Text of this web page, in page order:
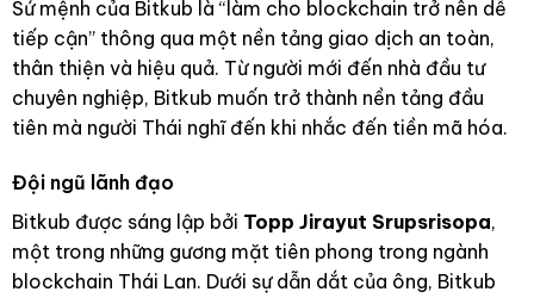
Sứ mệnh của Bitkub là “làm cho blockchain trở nên dễ
tiếp cận” thông qua một nền tảng giao dịch an toàn,
thân thiện và hiệu quả. Từ người mới đến nhà đầu tư
chuyên nghiệp, Bitkub muốn trở thành nền tảng đầu
tiên mà người Thái nghĩ đến khi nhắc đến tiền mã hóa.
Đội ngũ lãnh đạo
Bitkub được sáng lập bởi Topp Jirayut Srupsrisopa,
một trong những gương mặt tiên phong trong ngành
blockchain Thái Lan. Dưới sự dẫn dắt của ông, Bitkub